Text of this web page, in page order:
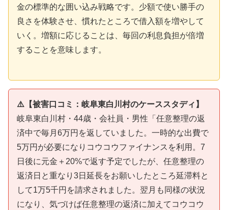
金の標準的な囲い込み戦略です。少額で使い勝手の
良さを体験させ、慣れたところで借入額を増やして
いく。増額に応じることは、毎回の利息負担が倍増
することを意味します。
⚠️【被害口コミ：岐阜東白川村のケーススタディ】
岐阜東白川村・44歳・会社員・男性「任意整理の返
済中で毎月6万円を返していました。一時的な出費で
5万円が必要になりコウコウファイナンスを利用。7
日後に元金＋20%で返す予定でしたが、任意整理の
返済日と重なり3日延長をお願いしたところ延滞料と
して1万5千円を請求されました。翌月も同様の状況
になり、気づけば任意整理の返済に加えてコウコウ